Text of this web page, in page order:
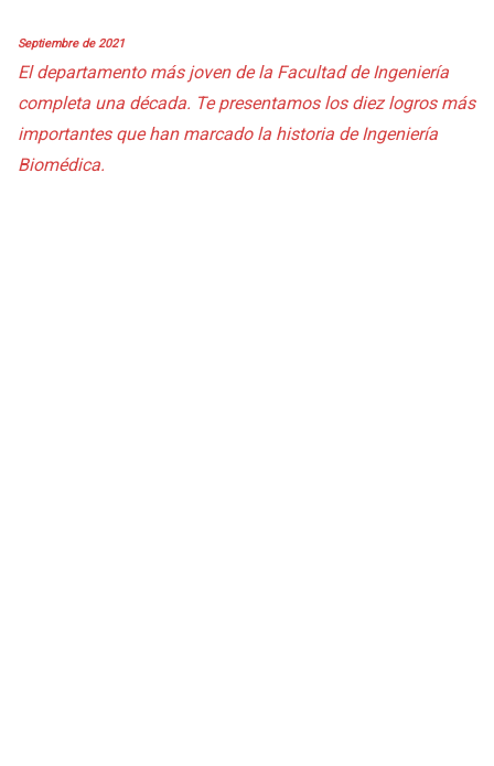
Septiembre de 2021
El departamento más joven de la Facultad de Ingeniería
completa una década. Te presentamos los diez logros más
importantes que han marcado la historia de Ingeniería
Biomédica.